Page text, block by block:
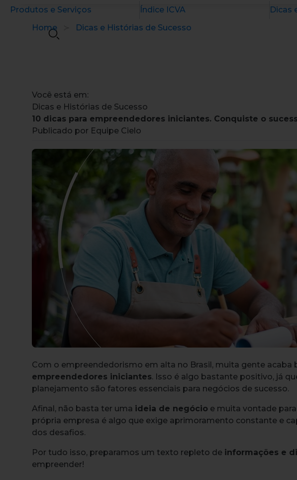
Produtos e Serviços Índice ICVA Dicas
Home
Dicas e Histórias de Sucesso
Você está em:
Dicas e Histórias de Sucesso
10 dicas para empreendedores iniciantes. Conquiste o
Publicado por Equipe Cielo
Com o empreendedorismo em alta no Brasil, muita gente acaba
empreendedores iniciantes. Isso é algo bastante positivo, já
planejamento são fatores essenciais para negócios de sucesso.
Afinal, não basta ter uma ideia de negócio e muita vontade
própria empresa é algo que exige aprimoramento constante e
dos desafios.
Por tudo isso, preparamos um texto repleto de informações e
empreender!